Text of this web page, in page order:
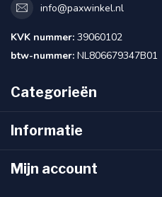
info@paxwinkel.nl
KVK nummer: 39060102
btw-nummer: NL806679347B01
Categorieën
Informatie
Mijn account